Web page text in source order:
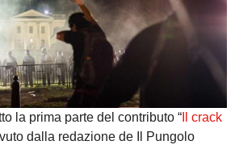
la prima parte del contributo “ Il crack
dalla redazione de Il Pungolo